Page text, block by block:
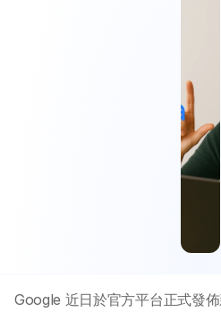
Google 近日於官方平台正式發